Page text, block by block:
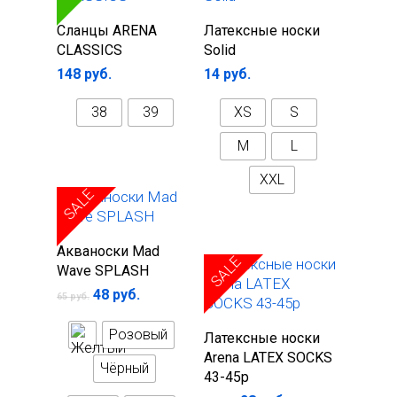
Выберите
параметры
Сланцы ARENA
CLASSICS
148 руб.
38 39
параметры
Латексные носки
Solid
14 руб.
XS
S
M
L
XXL
параметры
SALE
Акваноски Mad
Wave SPLASH
65руб. 48 руб.
Розовый
Чёрный
SALE
Латексные носки
Arena LATEX SOCKS
43-45р
Беруши для